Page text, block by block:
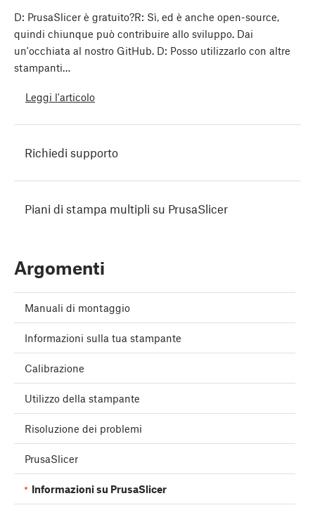
D: PrusaSlicer è gratuito?R: Sì, ed è anche open-source,
quindi chiunque può contribuire allo sviluppo. Dai
un'occhiata al nostro GitHub. D: Posso utilizzarlo con altre
stampanti…
Leggi l'articolo
Richiedi supporto
Piani di stampa multipli su PrusaSlicer
Argomenti
Manuali di montaggio
Informazioni sulla tua stampante
Calibrazione
Utilizzo della stampante
Risoluzione dei problemi
PrusaSlicer
Informazioni su PrusaSlicer